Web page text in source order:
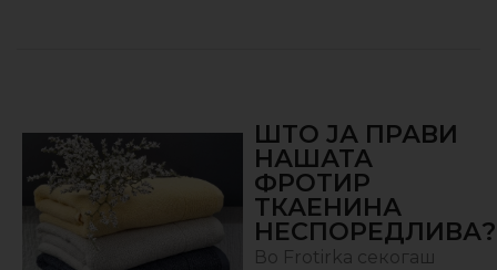
ШТО ЈА ПРАВИ
НАШАТА
ФРОТИР
ТКАЕНИНА
НЕСПОРЕДЛИВА?
Во Frotirka секогаш